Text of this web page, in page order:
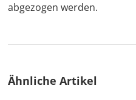
abgezogen werden.
Ähnliche Artikel